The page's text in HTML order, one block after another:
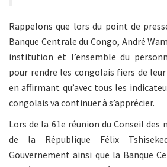
Rappelons que lors du point de
Banque Centrale du Congo, André
institution et l’ensemble du
pour rendre les congolais fiers de
en affirmant qu’avec tous les
congolais va continuer à s’apprécier.
Lors de la 61e réunion du Conseil
de la République Félix
Gouvernement ainsi que la Banque